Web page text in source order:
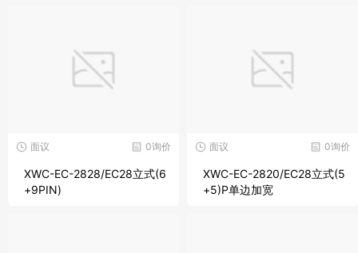
0询价
面议
XWC-EC-2828/EC28立式(6
+9PIN)
0询价
面议
XWC-EC-2820/EC28立式(5
+5)P单边加宽